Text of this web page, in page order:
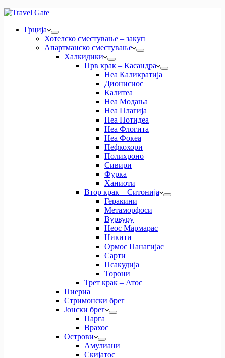
Грција
Хотелско сместување – закуп
Апартманско сместување
Халкидики
Прв крак – Касандра
Неа Каликратија
Дионисиос
Калитеа
Неа Модања
Неа Плагија
Неа Потидеа
Неа Флогита
Неа Фокеа
Пефкохори
Полихроно
Сивири
Фурка
Ханиоти
Втор крак – Ситонија
Геракини
Метаморфоси
Вурвуру
Неос Мармарас
Никити
Ормос Панагијас
Сарти
Псакудија
Торони
Трет крак – Атос
Пиериа
Стримонски брег
Јонски брег
Парга
Врахос
Острови
Амулиани
Скијатос